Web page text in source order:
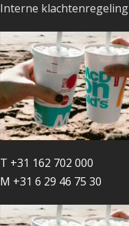
Interne klachtenregeling
T +31 162 702 000
M +31 6 29 46 75 30